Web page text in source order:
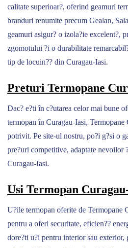
calitate superioar?, oferind geamuri
branduri renumite precum Gealan,
geamuri asigur? o izola?ie excelent?,
zgomotului ?i o durabilitate
tip de locuin?? din Curagau-Iasi.
Preturi Termopane
Dac? e?ti în c?utarea celor mai bune
termopan în Curagau-Iasi, Termopane
potrivit. Pe site-ul nostru, po?i g?si o
pre?uri competitive, adaptate nevoilor
Curagau-Iasi.
Usi Termopan
U?ile termopan oferite de Termopane
pentru a oferi securitate, eficien??
dore?ti u?i pentru interior sau exterior,